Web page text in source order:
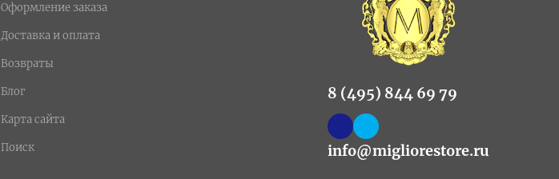
Оформление заказа
Доставка и оплата
Возвраты
Блог
Карта сайта
Поиск
8 (495) 844 69 79
info@migliorestore.ru